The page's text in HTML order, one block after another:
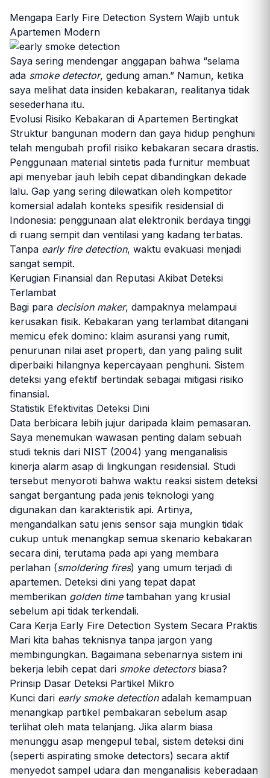
Mengapa Early Fire Detection System Wajib untuk
Apartemen Modern
Saya sering mendengar anggapan bahwa “selama
ada smoke detector, gedung aman.” Namun, ketika
saya melihat data insiden kebakaran, realitanya tidak
sesederhana itu.
Evolusi Risiko Kebakaran di Apartemen Bertingkat
Struktur bangunan modern dan gaya hidup penghuni
telah mengubah profil risiko kebakaran secara drastis.
Penggunaan material sintetis pada furnitur membuat
api menyebar jauh lebih cepat dibandingkan dekade
lalu. Gap yang sering dilewatkan oleh kompetitor
komersial adalah konteks spesifik residensial di
Indonesia: penggunaan alat elektronik berdaya tinggi
di ruang sempit dan ventilasi yang kadang terbatas.
Tanpa early fire detection, waktu evakuasi menjadi
sangat sempit.
Kerugian Finansial dan Reputasi Akibat Deteksi
Terlambat
Bagi para decision maker, dampaknya melampaui
kerusakan fisik. Kebakaran yang terlambat ditangani
memicu efek domino: klaim asuransi yang rumit,
penurunan nilai aset properti, dan yang paling sulit
diperbaiki hilangnya kepercayaan penghuni. Sistem
deteksi yang efektif bertindak sebagai mitigasi risiko
finansial.
Statistik Efektivitas Deteksi Dini
Data berbicara lebih jujur daripada klaim pemasaran.
Saya menemukan wawasan penting dalam sebuah
studi teknis dari NIST (2004) yang menganalisis
kinerja alarm asap di lingkungan residensial. Studi
tersebut menyoroti bahwa waktu reaksi sistem deteksi
sangat bergantung pada jenis teknologi yang
digunakan dan karakteristik api. Artinya,
mengandalkan satu jenis sensor saja mungkin tidak
cukup untuk menangkap semua skenario kebakaran
secara dini, terutama pada api yang membara
perlahan (smoldering fires) yang umum terjadi di
apartemen. Deteksi dini yang tepat dapat
memberikan golden timetambahan yang krusial
sebelum api tidak terkendali.
Cara Kerja Early Fire Detection System Secara Praktis
Mari kita bahas teknisnya tanpa jargon yang
membingungkan. Bagaimana sebenarnya sistem ini
bekerja lebih cepat dari smoke detectorsbiasa?
Prinsip Dasar Deteksi Partikel Mikro
Kunci dari early smoke detectionadalah kemampuan
menangkap partikel pembakaran sebelum asap
terlihat oleh mata telanjang. Jika alarm biasa
menunggu asap mengepul tebal, sistem deteksi dini
(seperti aspirating smoke detectors) secara aktif
menyedot sampel udara dan menganalisis keberadaan